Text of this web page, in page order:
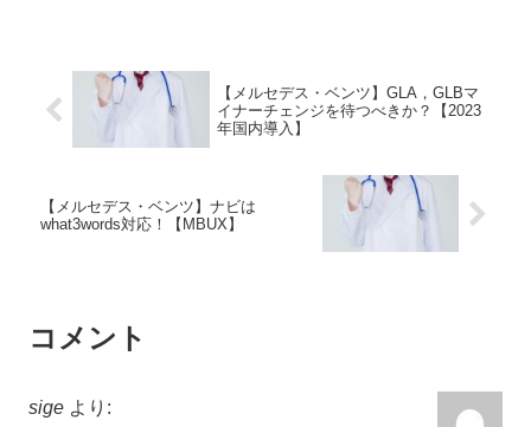
【メルセデス・ベンツ】GLA，GLBマ
イナーチェンジを待つべきか？【2023
年国内導入】
【メルセデス・ベンツ】ナビは
what3words対応！【MBUX】
コメント
sige より: